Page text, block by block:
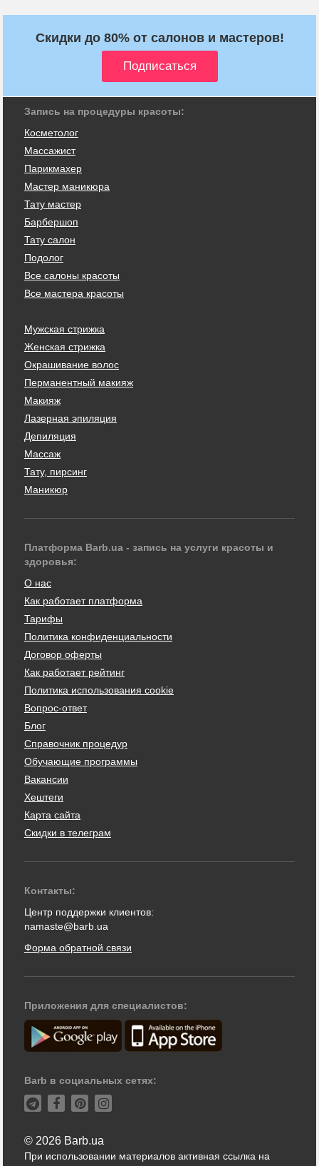
Скидки до 80% от салонов и мастеров!
Запись на процедуры красоты:
Косметолог
Массажист
Парикмахер
Мастер маникюра
Тату мастер
Барбершоп
Тату салон
Подолог
Все салоны красоты
Все мастера красоты
Мужская стрижка
Женская стрижка
Окрашивание волос
Перманентный макияж
Макияж
Лазерная эпиляция
Депиляция
Массаж
Тату, пирсинг
Маникюр
Платформа Barb.ua - запись на услуги красоты и
здоровья:
О нас
Как работает платформа
Тарифы
Политика конфиденциальности
Договор оферты
Как работает рейтинг
Политика использования cookie
Вопрос-ответ
Блог
Справочник процедур
Обучающие программы
Вакансии
Хештеги
Карта сайта
Скидки в телеграм
Контакты:
Центр поддержки клиентов:
namaste@barb.ua
Форма обратной связи
Приложения для специалистов:
Barb в социальных сетях:
© 2026 Barb.ua
При использовании материалов активная ссылка на